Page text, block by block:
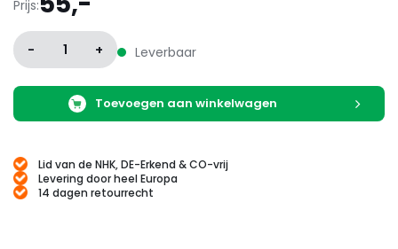
Prijs:
- 1 + Leverbaar
Toevoegen aan winkelwagen
Lid van de NHK, DE-Erkend & CO-vrij
Levering door heel Europa
14 dagen retourrecht